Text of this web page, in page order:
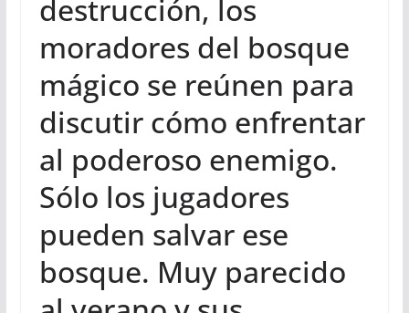
destrucción, los
moradores del bosque
mágico se reúnen para
discutir cómo enfrentar
al poderoso enemigo.
Sólo los jugadores
pueden salvar ese
bosque. Muy parecido